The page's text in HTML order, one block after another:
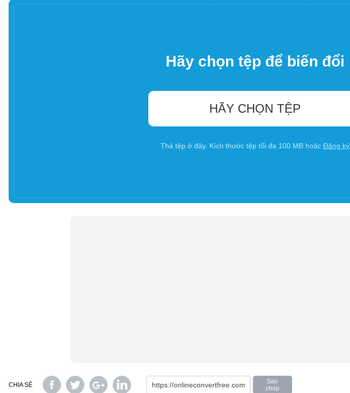
Hãy chọn tệp để biến đổi
HÃY CHỌN TỆP
Thả tệp ở đây. Kích thước tệp tối đa 100 MB hoặc Đăng ký
CHIA SẺ
Sao
chép